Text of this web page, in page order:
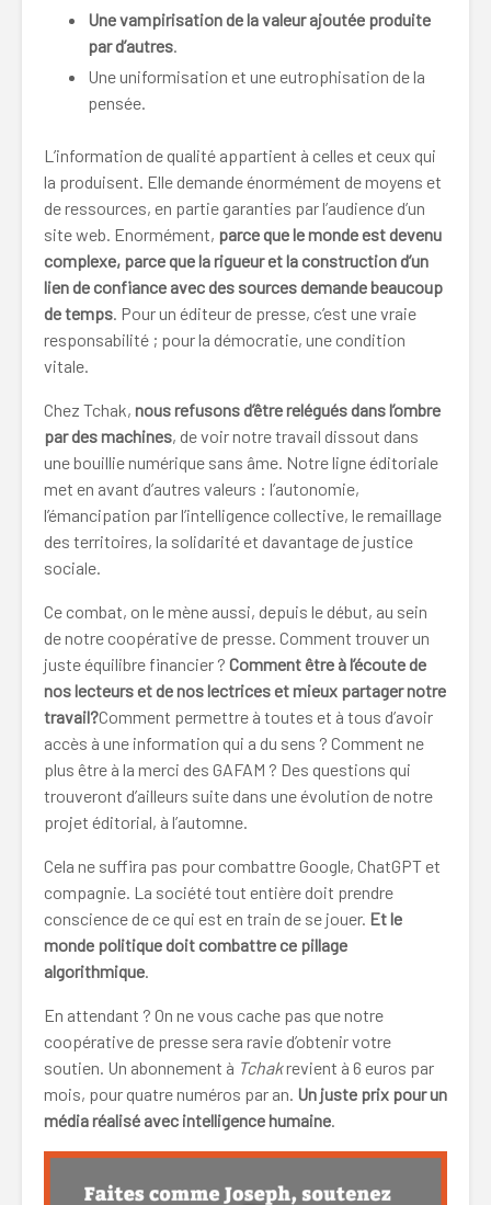
Une vampirisation de la valeur ajoutée produite
par d’autres.
Une uniformisation et une eutrophisation de la
pensée.
L’information de qualité appartient à celles et ceux qui
la produisent. Elle demande énormément de moyens et
de ressources, en partie garanties par l’audience d’un
site web. Enormément, parce que le monde est devenu
complexe, parce que la rigueur et la construction d’un
lien de confiance avec des sources demande beaucoup
de temps. Pour un éditeur de presse, c’est une vraie
responsabilité ; pour la démocratie, une condition
vitale.
Chez Tchak, nous refusons d’être relégués dans l’ombre
par des machines, de voir notre travail dissout dans
une bouillie numérique sans âme. Notre ligne éditoriale
met en avant d’autres valeurs : l’autonomie,
l’émancipation par l’intelligence collective, le remaillage
des territoires, la solidarité et davantage de justice
sociale.
Ce combat, on le mène aussi, depuis le début, au sein
de notre coopérative de presse. Comment trouver un
juste équilibre financier ? Comment être à l’écoute de
nos lecteurs et de nos lectrices et mieux partager notre
travail?Comment permettre à toutes et à tous d’avoir
accès à une information qui a du sens ? Comment ne
plus être à la merci des GAFAM ? Des questions qui
trouveront d’ailleurs suite dans une évolution de notre
projet éditorial, à l’automne.
Cela ne suffira pas pour combattre Google, ChatGPT et
compagnie. La société tout entière doit prendre
conscience de ce qui est en train de se jouer. Et le
monde politique doit combattre ce pillage
algorithmique.
En attendant ? On ne vous cache pas que notre
coopérative de presse sera ravie d’obtenir votre
soutien. Un abonnement à Tchakrevient à 6 euros par
mois, pour quatre numéros par an. Un juste prix pour un
média réalisé avec intelligence humaine.